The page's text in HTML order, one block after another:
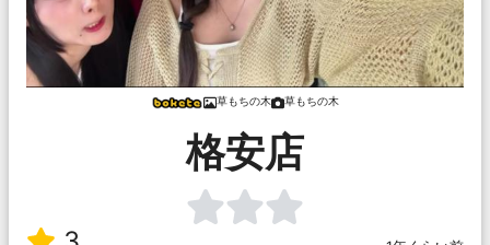
草もちの木 草もちの木
格安店